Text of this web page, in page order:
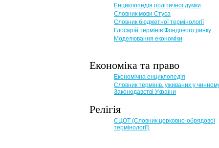
Енциклопедія політичної думки
Словник мови Стуса
Словник бюджетної термінології
Глосарій термінів Фондового ринку
Моделювання економіки
Економіка та право
Eкономічна енциклопедія
Словник термінів, уживаних у
Законодавстві України
Релігія
СЦОТ (Словник церковно-обрядової
термінології)